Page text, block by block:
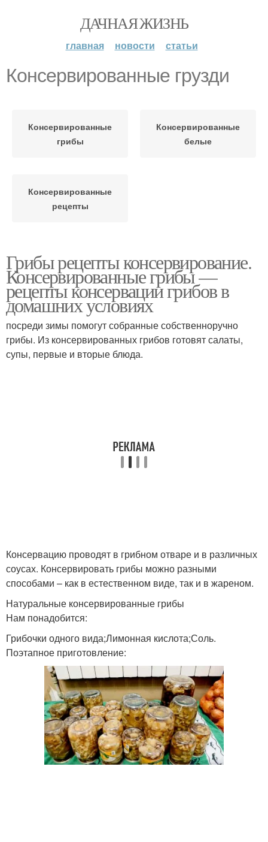
ДАЧНАЯ ЖИЗНЬ
главная новости статьи
Консервированные грузди
Консервированные
грибы
Консервированные
белые
Консервированные
рецепты
Грибы рецепты консервирование.
Консервированные грибы —
рецепты консервации грибов в
домашних условиях
посреди зимы помогут собранные собственноручно
грибы. Из консервированных грибов готовят салаты,
супы, первые и вторые блюда.
Консервацию проводят в грибном отваре и в различных
соусах. Консервировать грибы можно разными
способами – как в естественном виде, так и в жареном.
Натуральные консервированные грибы
Нам понадобится:
Грибочки одного вида;Лимонная кислота;Соль.
Поэтапное приготовление: